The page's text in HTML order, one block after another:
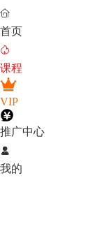

首页

课程
VIP
推广中心

我的